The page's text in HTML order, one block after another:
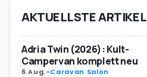
AKTUELLSTE ARTIKEL
Adria Twin (2026): Kult-
Campervan komplett neu
6 Aug.-Caravan Salon